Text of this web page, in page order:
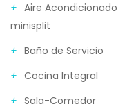
Aire Acondicionado
minisplit
Baño de Servicio
Cocina Integral
Sala-Comedor